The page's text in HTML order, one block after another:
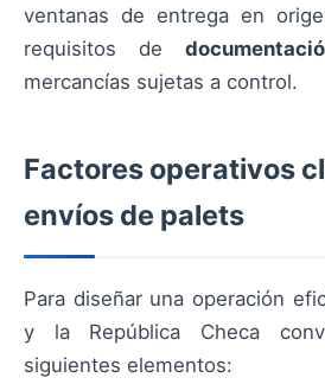
ventanas de entrega en
requisitos de
mercancías sujetas a control.
Factores operativos
envíos de palets
Para diseñar una operación
y la República Checa
siguientes elementos: